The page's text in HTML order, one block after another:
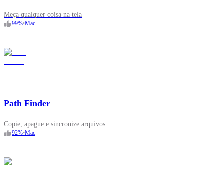
Meça qualquer coisa na tela
99%•Mac
Path Finder
Copie, apague e sincronize arquivos
92%•Mac